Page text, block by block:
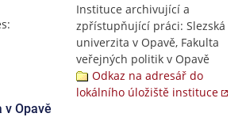
Instituce archivující a
zpřístupňující práci: Slezská
univerzita v Opavě, Fakulta
veřejných politik v Opavě
Odkaz na adresář do
lokálního úložiště instituce
v Opavě